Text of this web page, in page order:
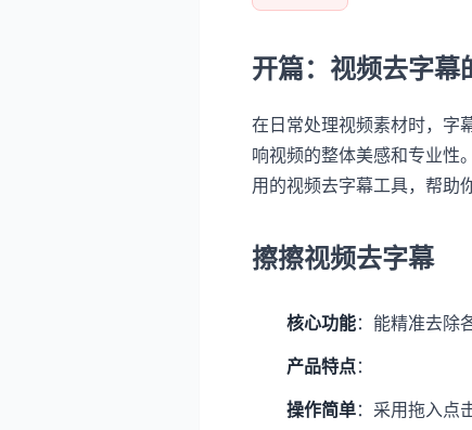
开篇：视频去字幕
在日常处理视频素材时，字
响视频的整体美感和专业性
用的视频去字幕工具，帮助
擦擦视频去字幕
核心功能：能精准去除
产品特点：
操作简单：采用拖入点